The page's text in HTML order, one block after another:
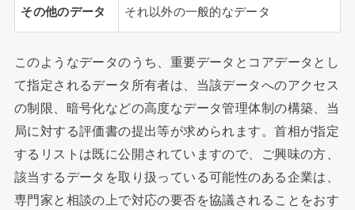
その他のデータ それ以外の一般的なデータ
このようなデータのうち、重要データとコアデータとし
て指定されるデータ所有者は、当該データへのアクセス
の制限、暗号化などの高度なデータ管理体制の構築、当
局に対する評価書の提出等が求められます。首相が指定
するリストは既に公開されていますので、ご興味の方、
該当するデータを取り扱っている可能性のある企業は、
専門家と相談の上で対応の要否を協議されることをおす